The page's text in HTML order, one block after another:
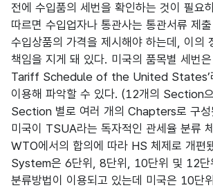
전에 수입품의 세번을 확인하는 것이 필요
따르면 수입업자나 통관사는 통관서류 제
수입상품의 가격을 제시해야 하는데, 이의
책임을 지게 돼 있다. 미국의 품목별 세번
Tariff Schedule of the United States’
이용해 파악할 수 있다. (12개의 Section
Section 별로 여러 개의 Chapters로 구성
미국이 TSUA라는 독자적인 관세율 분류
WTO에서의 합의에 따라 HS 체제로 개
System은 6단위, 8단위, 10단위 및 12단
분류방법이 이용되고 있는데 미국은 10단